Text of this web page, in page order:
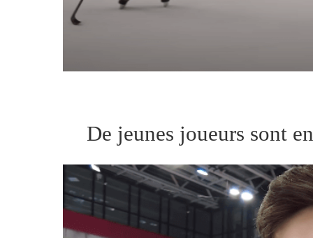
De jeunes joueurs sont